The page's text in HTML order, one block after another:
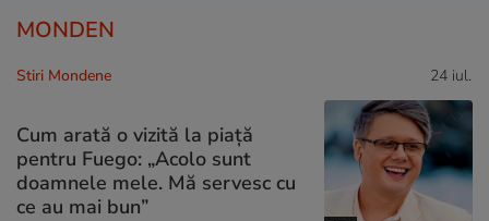
MONDEN
Stiri Mondene 24 iul.
Cum arată o vizită la piață
pentru Fuego: „Acolo sunt
doamnele mele. Mă servesc cu
ce au mai bun”